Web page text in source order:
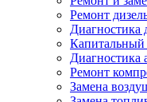
Ремонт
Диагностика
Капитальный
Диагностика
Ремонт
Замена